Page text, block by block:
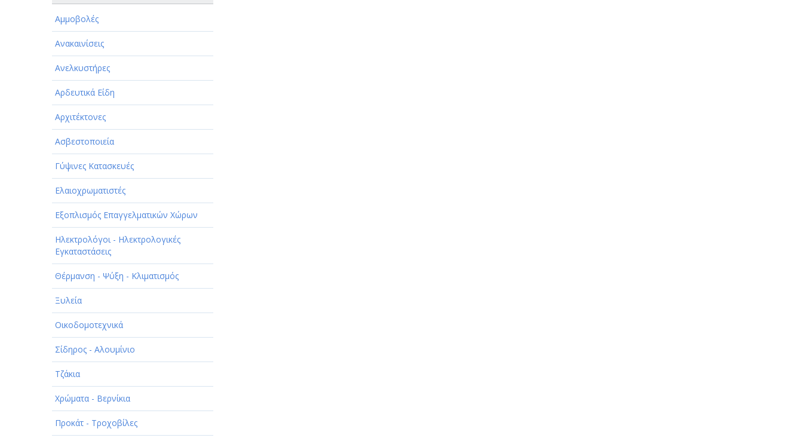
ΑΘΛΗΤΙΣΜΟΣ
ΑΥΤΟΚΙΝΗΤΑ - ΜΗΧΑΝΕΣ - ΣΚΑΦΗ
ΔΙΑΣΚΕΔΑΣΗ - ΨΥΧΑΓΩΓΙΑ - ΤΕΧΝΕΣ
ΔΙΑΦΗΜΙΣΗ - ΜΜΕ
ΕΚΚΛΗΣΙΕΣ - ΦΙΛΑΝΘΡΩΠΙΚΑ
ΣΩΜΑΤΕΙΑ
ΕΚΠΑΙΔΕΥΣΗ - ΣΧΟΛΕΣ
ΕΜΠΟΡΙΟ - ΕΜΠΟΡΙΚΑ ΚΑΤΑΣΤΗΜΑΤΑ
ΕΡΓΟΣΤΑΣΙΑ - ΒΙΟΜΗΧΑΝΙΕΣ
ΞΕΝΟΔΟΧΕΙΑ - ΤΟΥΡΙΣΜΟΣ
ΟΜΟΡΦΙΑ
ΠΑΡΟΧΗ ΥΠΗΡΕΣΙΩΝ
ΤΕΧΝΙΚΑ - ΚΑΤΑΣΚΕΥΑΣΤΙΚΑ
ΤΕΧΝΟΛΟΓΙΑ
ΥΓΕΙΑ - ΙΑΤΡΟΙ
ΦΑΓΗΤΟ
Αμμοβολές
Ανακαινίσεις
Ανελκυστήρες
Αρδευτικά Είδη
Αρχιτέκτονες
Ασβεστοποιεία
Γύψινες Κατασκευές
Ελαιοχρωματιστές
Εξοπλισμός Επαγγελματικών Χώρων
Ηλεκτρολόγοι - Ηλεκτρολογικές
Εγκαταστάσεις
Θέρμανση - Ψύξη - Κλιματισμός
Ξυλεία
Οικοδομοτεχνικά
Σίδηρος - Αλουμίνιο
Τζάκια
Χρώματα - Βερνίκια
Προκάτ - Τροχοβίλες